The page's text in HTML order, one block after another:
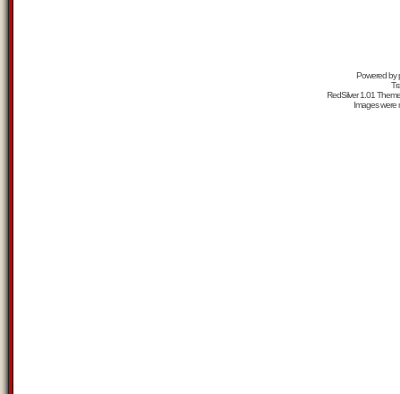
Powered by
RedSilver 1.01
Images were